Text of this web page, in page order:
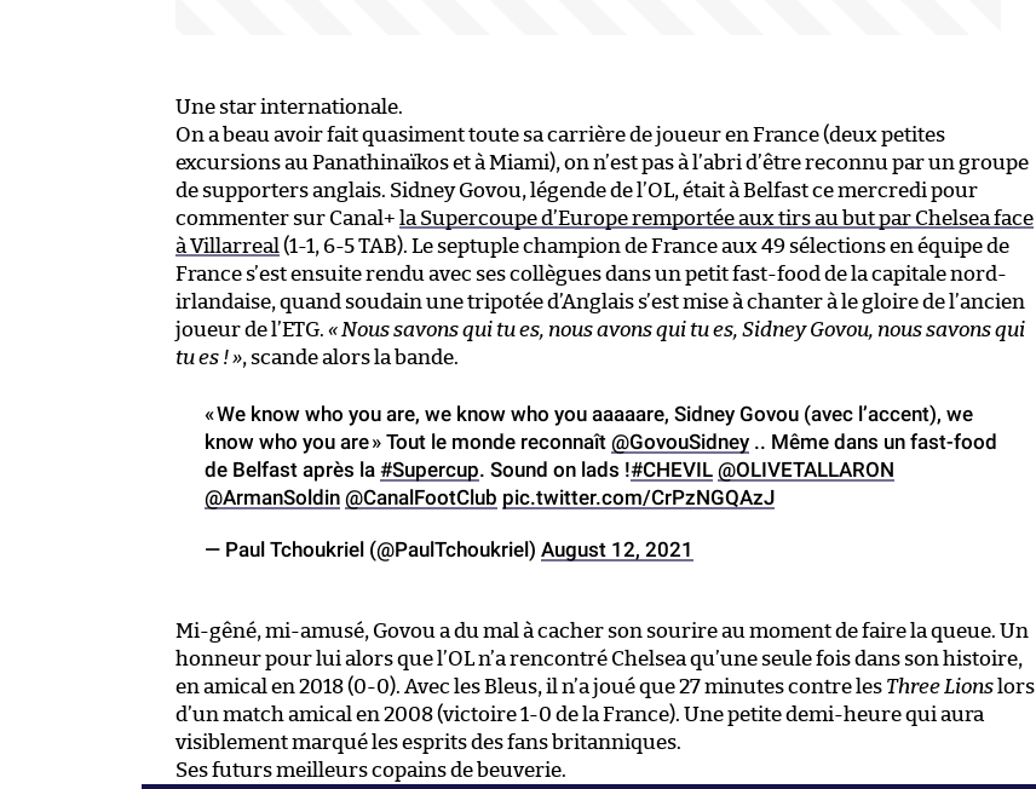
Une star internationale.
On a beau avoir fait quasiment toute sa carrière de joueur en France (deux petites
excursions au Panathinaïkos et à Miami), on n’est pas à l’abri d’être reconnu par un groupe
de supporters anglais. Sidney Govou, légende de l’OL, était à Belfast ce mercredi pour
commenter sur Canal+ la Supercoupe d’Europe remportée aux tirs au but par Chelsea face
à Villarreal (1-1, 6-5 TAB). Le septuple champion de France aux 49 sélections en équipe de
France s’est ensuite rendu avec ses collègues dans un petit fast-food de la capitale nord-
irlandaise, quand soudain une tripotée d’Anglais s’est mise à chanter à le gloire de l’ancien
joueur de l’ETG. « Nous savons qui tu es, nous avons qui tu es, Sidney Govou, nous savons qui
tu es ! », scande alors la bande.
« We know who you are, we know who you aaaaare, Sidney Govou (avec l’accent), we
know who you are » Tout le monde reconnaît @GovouSidney .. Même dans un fast-food
de Belfast après la #Supercup. Sound on lads !#CHEVIL @OLIVETALLARON
@ArmanSoldin @CanalFootClub pic.twitter.com/CrPzNGQAzJ
— Paul Tchoukriel (@PaulTchoukriel) August 12, 2021
Mi-gêné, mi-amusé, Govou a du mal à cacher son sourire au moment de faire la queue. Un
honneur pour lui alors que l’OL n’a rencontré Chelsea qu’une seule fois dans son histoire,
en amical en 2018 (0-0). Avec les Bleus, il n’a joué que 27 minutes contre les Three Lions lors
d’un match amical en 2008 (victoire 1-0 de la France). Une petite demi-heure qui aura
visiblement marqué les esprits des fans britanniques.
Ses futurs meilleurs copains de beuverie.